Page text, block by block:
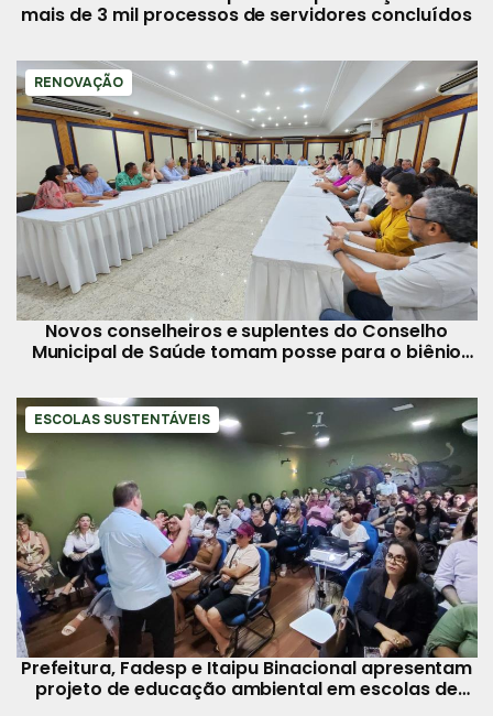
mais de 3 mil processos de servidores concluídos
RENOVAÇÃO
Novos conselheiros e suplentes do Conselho
Municipal de Saúde tomam posse para o biênio
ESCOLAS SUSTENTÁVEIS
Prefeitura, Fadesp e Itaipu Binacional apresentam
projeto de educação ambiental em escolas de